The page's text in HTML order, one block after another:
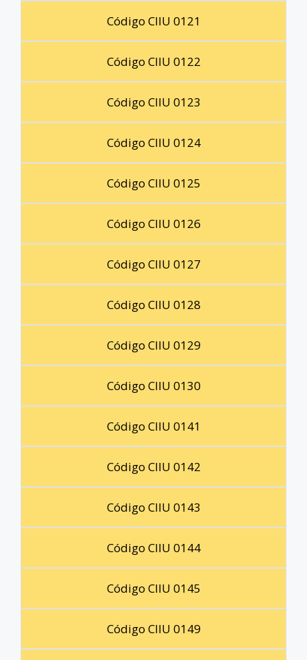
Código CIIU 0121
Código CIIU 0122
Código CIIU 0123
Código CIIU 0124
Código CIIU 0125
Código CIIU 0126
Código CIIU 0127
Código CIIU 0128
Código CIIU 0129
Código CIIU 0130
Código CIIU 0141
Código CIIU 0142
Código CIIU 0143
Código CIIU 0144
Código CIIU 0145
Código CIIU 0149